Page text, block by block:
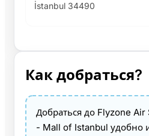
İstanbul 34490
Как добраться?
Добраться до Flyzone
- Mall of Istanbul удобно